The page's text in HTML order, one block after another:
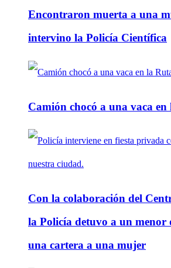
Encontraron muerta a una
intervino la Policía Científica
Camión chocó a una vaca en
Con la colaboración del
la Policía detuvo a un menor
una cartera a una mujer